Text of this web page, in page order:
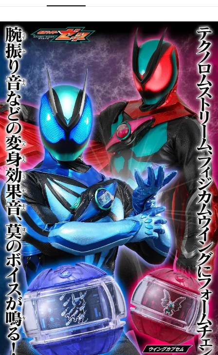
1.分期款項不併入電信帳單，「大哥付你分期」於每月結算日後寄送繳費提
2.透過簡訊連結打開帳單後，可選擇「超商條碼／台灣大直營門市／銀行轉
帳／街口支付／iPASS MONEY」等通路繳費。
【注意事項】
1.本服務係由「台灣大哥大股份有限公司」（以下簡稱本公司）所提供，讓
用戶於交易時，得透過本服務購買商品或服務，並由商店將買賣／分期付款
買賣價金債權讓與本公司後，依約使用本公司帳單繳交帳款。
2.基於同意付款使用「大哥付你分期」之契約關係目的，商店將以您的個人
資料（包含姓名、電話或地址）提供予台灣大哥大進項蒐集、處理及利用，
由本公司與您本人進行分期帳單所需資料之確認、核對及更正。
3.完整用戶服務條款，請詳閱以下連結：https://oppay.tw/userRule
每筆NT$90，滿NT$3,000(含以上)免運費
預購-7-11取貨付款(舊)
每筆NT$90，滿NT$3,000(含以上)免運費
預購-付款後7-11取貨(舊)
每筆NT$90，滿NT$3,000(含以上)免運費
預購-宅配(舊)
每筆NT$120，滿NT$3,000(含以上)免運費
預購-宅配(離島)(舊)
每筆NT$160，滿NT$3,000(含以上)免運費
東海門市自取，需自備購物袋取貨唷。
免運費